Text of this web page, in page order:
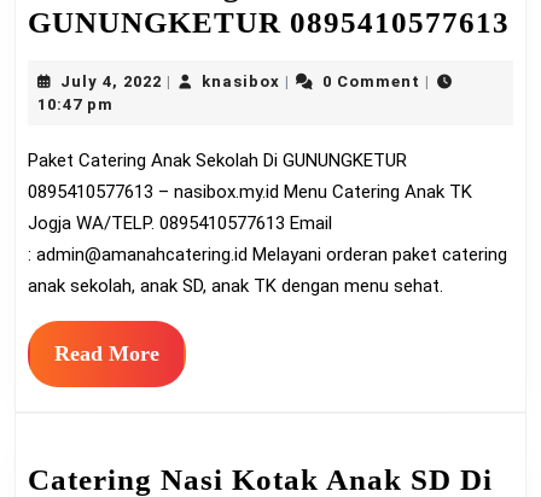
GUNUNGKETUR 0895410577613
July 4, 2022 July
| knasiboxknasibox
| 0 Comment |
10:47 pm
Paket Catering Anak Sekolah Di GUNUNGKETUR
0895410577613 – nasibox.my.id Menu Catering Anak TK
Jogja WA/TELP. 0895410577613 Email
: admin@amanahcatering.id Melayani orderan paket catering
anak sekolah, anak SD, anak TK dengan menu sehat.
Read MoreRead
More
Catering Nasi Kotak Anak SD Di